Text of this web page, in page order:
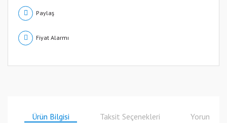
Paylaş
Fiyat Alarmı
Ürün Bilgisi Taksit Seçenekleri Yorumlar